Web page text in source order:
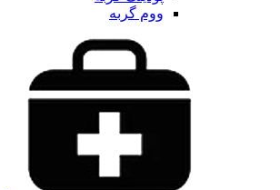
ووم گربه